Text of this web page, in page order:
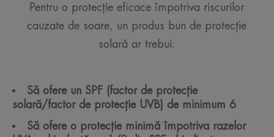
Pentru o protecție eficace împotriva riscurilor
cauzate de soare, un produs bun de protecție
solară ar trebui:
Să ofere un SPF (factor de protecție
solară/factor de protecție UVB) de minimum 6
Să ofere o protecție minimă împotriva razelor